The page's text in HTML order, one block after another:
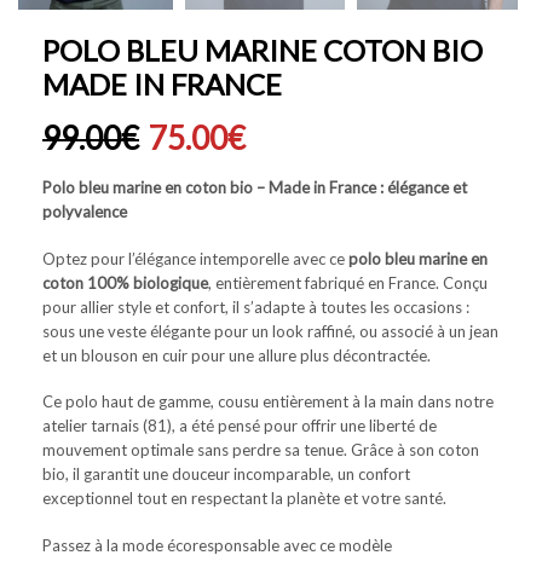
POLO BLEU MARINE COTON BIO
MADE IN FRANCE
99.00€ 75.00€
Polo bleu marine en coton bio – Made in France : élégance et
polyvalence
Optez pour l’élégance intemporelle avec cepolo bleu marine en
coton 100% biologique, entièrement fabriqué en France. Conçu
pour allier style et confort, il s’adapte à toutes les occasions :
sous une veste élégante pour un look raffiné, ou associé à un jean
et un blouson en cuir pour une allure plus décontractée.
Ce polo haut de gamme, cousu entièrement à la main dans notre
atelier tarnais (81), a été pensé pour offrir une liberté de
mouvement optimale sans perdre sa tenue. Grâce à son coton
bio, il garantit une douceur incomparable, un confort
exceptionnel tout en respectant la planète et votre santé.
Passez à la mode écoresponsable avec ce modèle